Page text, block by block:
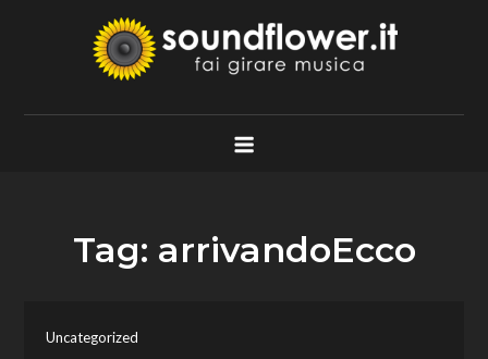
Soundflower.it
Fai Girare Musica
Tag: arrivandoEcco
Uncategorized